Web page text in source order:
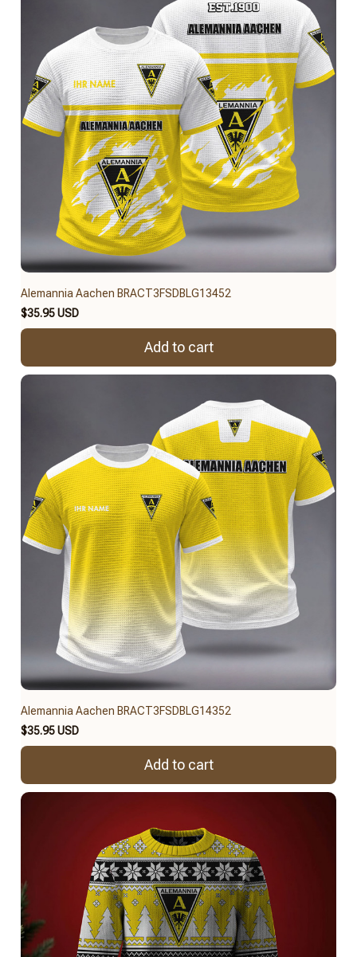
Alemannia Aachen BRACT3FSDBLG13452
$35.95 USD
Add to cart
Alemannia Aachen BRACT3FSDBLG14352
$35.95 USD
Add to cart